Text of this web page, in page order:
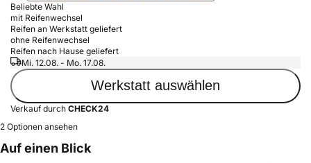
Beliebte Wahl
mit Reifenwechsel
Reifen an Werkstatt geliefert
ohne Reifenwechsel
Reifen nach Hause geliefert
Mi. 12.08. - Mo. 17.08.
Werkstatt auswählen
Verkauf durch CHECK24
2 Optionen ansehen
Auf einen Blick